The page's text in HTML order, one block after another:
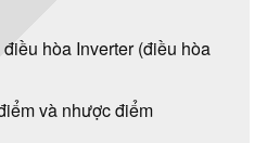
hòa Inverter (điều hòa
và nhược điểm